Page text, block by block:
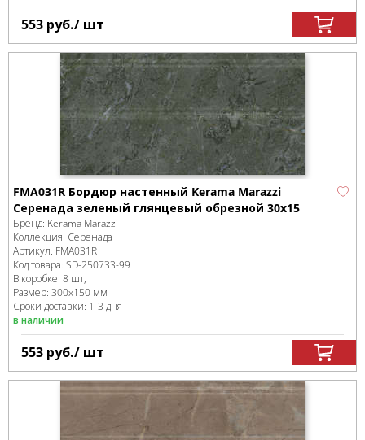
553 руб./ шт
FMA031R Бордюр настенный Kerama Marazzi
Серенада зеленый глянцевый обрезной 30x15
Бренд: Kerama Marazzi
Коллекция: Серенада
Артикул: FMA031R
Код товара: SD-250733-99
В коробке: 8 шт,
Размер: 300x150 мм
Сроки доставки: 1-3 дня
в наличии
553 руб./ шт